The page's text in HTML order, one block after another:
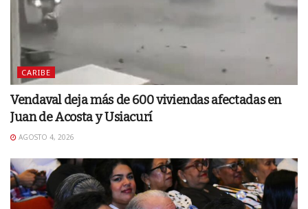
CARIBE
Vendaval deja más de 600 viviendas afectadas en
Juan de Acosta y Usiacurí
AGOSTO 4, 2026